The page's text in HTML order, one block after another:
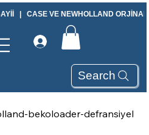
|   CASE VE NEWHOLLAND
Search
bekoloader-defransiyel